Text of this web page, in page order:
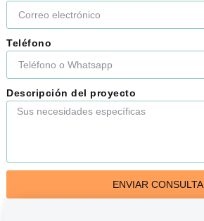
Teléfono
Descripción del proyecto
ENVIAR CONSULTA